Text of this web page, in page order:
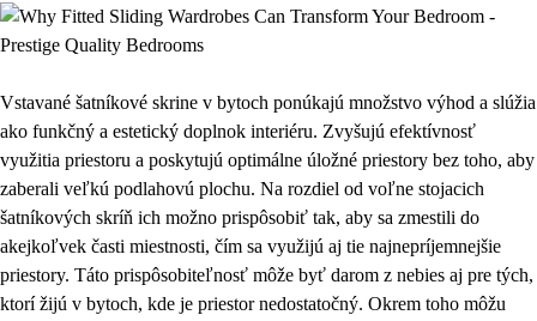
Vstavané šatníkové skrine v bytoch ponúkajú množstvo výhod a slúžia
ako funkčný a estetický doplnok interiéru. Zvyšujú efektívnosť
využitia priestoru a poskytujú optimálne úložné priestory bez toho, aby
zaberali veľkú podlahovú plochu. Na rozdiel od voľne stojacich
šatníkových skríň ich možno prispôsobiť tak, aby sa zmestili do
akejkoľvek časti miestnosti, čím sa využijú aj tie najnepríjemnejšie
priestory. Táto prispôsobiteľnosť môže byť darom z nebies aj pre tých,
ktorí žijú v bytoch, kde je priestor nedostatočný. Okrem toho môžu